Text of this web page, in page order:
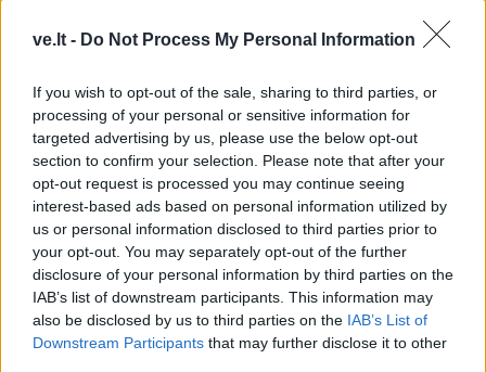
ve.lt - Do Not Process My Personal Information
If you wish to opt-out of the sale, sharing to third parties, or
processing of your personal or sensitive information for
targeted advertising by us, please use the below opt-out
section to confirm your selection. Please note that after your
opt-out request is processed you may continue seeing
interest-based ads based on personal information utilized by
us or personal information disclosed to third parties prior to
your opt-out. You may separately opt-out of the further
disclosure of your personal information by third parties on the
IAB’s list of downstream participants. This information may
also be disclosed by us to third parties on the IAB’s List of
Downstream Participants that may further disclose it to other
TAIP PAT SKAITYKITE
Kultūra
Klaipėdos festivalis:
Kultūra
Iki skausmo atviras